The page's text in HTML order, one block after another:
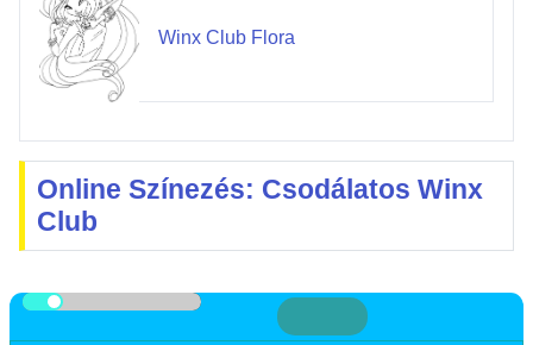
Winx Club Flora
Online Színezés: Csodálatos Winx
Club